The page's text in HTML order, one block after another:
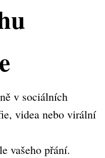
v sociálních
videa nebo virální
vašeho přání.